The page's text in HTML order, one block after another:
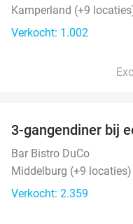
Kamperland (+9
Verkocht: 1.002
3-gangendiner bij
Bar Bistro DuCo
Middelburg (+9 locaties)
Verkocht: 2.359